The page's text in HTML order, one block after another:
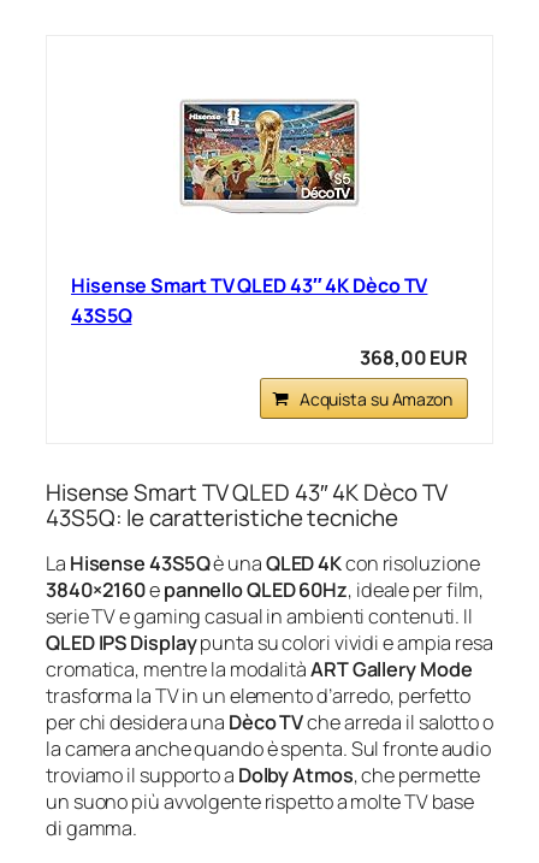
Hisense Smart TV QLED 43″ 4K Dèco TV
43S5Q
368,00 EUR
Acquista su Amazon
Hisense Smart TV QLED 43″ 4K Dèco TV
43S5Q: le caratteristiche tecniche
La Hisense 43S5Qè unaQLED 4Kcon risoluzione
3840×2160epannello QLED 60Hz, ideale per film,
serie TV e gaming casual in ambienti contenuti. Il
QLED IPS Displaypunta su colori vividi e ampia resa
cromatica, mentre la modalitàART Gallery Mode
trasforma la TV in un elemento d’arredo, perfetto
per chi desidera una Dèco TVche arreda il salotto o
la camera anche quando è spenta. Sul fronte audio
troviamo il supporto a Dolby Atmos, che permette
un suono più avvolgente rispetto a molte TV base
di gamma.